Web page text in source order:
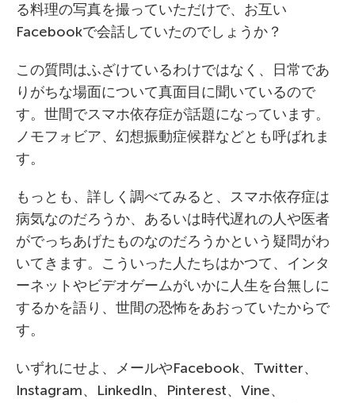
る料理の写真を撮っていただけで、お互い
Facebookで会話していたのでしょうか？
この質問はふざけているわけではなく、日常であ
りがちな場面について真面目に聞いているので
す。世間でスマホ依存症が話題になっています。
ノモフォビア、幻想振動症候群などとも呼ばれま
す。
もっとも、詳しく調べてみると、スマホ依存症は
病気なのだろうか、あるいは時代遅れの人や医者
がでっちあげたものなのだろうかという疑問がわ
いてきます。こういった人たちはかつて、インタ
ーネットやビデオゲームがいかに人生を台無しに
するかを語り、世間の恐怖をあおっていたからで
す。
いずれにせよ、メールやFacebook、Twitter、
Instagram、LinkedIn、Pinterest、Vine、